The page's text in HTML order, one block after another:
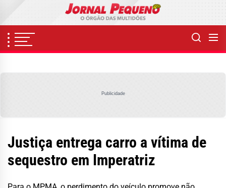
content
Publicidade
Justiça entrega carro a vítima de
sequestro em Imperatriz